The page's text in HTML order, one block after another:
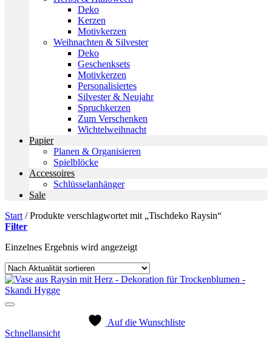
Deko
Kerzen
Motivkerzen
Weihnachten & Silvester
Deko
Geschenksets
Motivkerzen
Personalisiertes
Silvester & Neujahr
Spruchkerzen
Zum Verschenken
Wichtelweihnacht
Papier
Planen & Organisieren
Spielblöcke
Accessoires
Schlüsselanhänger
Sale
Start /Produkte verschlagwortet mit „Tischdeko Raysin“
Filter
Einzelnes Ergebnis wird angezeigt
Auf die Wunschliste
Schnellansicht